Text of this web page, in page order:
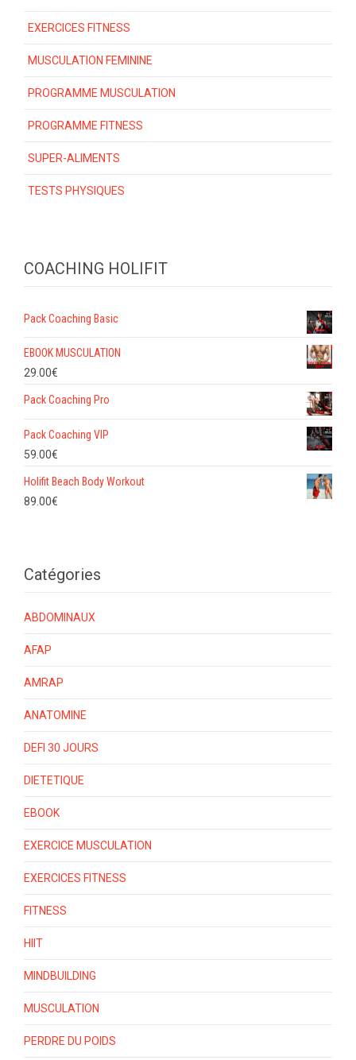
EXERCICES FITNESS
MUSCULATION FEMININE
PROGRAMME MUSCULATION
PROGRAMME FITNESS
SUPER-ALIMENTS
TESTS PHYSIQUES
COACHING HOLIFIT
Pack Coaching Basic
EBOOK MUSCULATION
29.00€
Pack Coaching Pro
Pack Coaching VIP
59.00€
Holifit Beach Body Workout
89.00€
Catégories
ABDOMINAUX
AFAP
AMRAP
ANATOMINE
DEFI 30 JOURS
DIETETIQUE
EBOOK
EXERCICE MUSCULATION
EXERCICES FITNESS
FITNESS
HIIT
MINDBUILDING
MUSCULATION
PERDRE DU POIDS